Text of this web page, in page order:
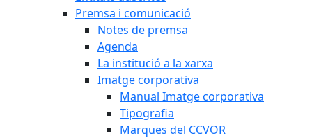
Premsa i comunicació
Notes de premsa
Agenda
La institució a la xarxa
Imatge corporativa
Manual Imatge corporativa
Tipografia
Marques del CCVOR